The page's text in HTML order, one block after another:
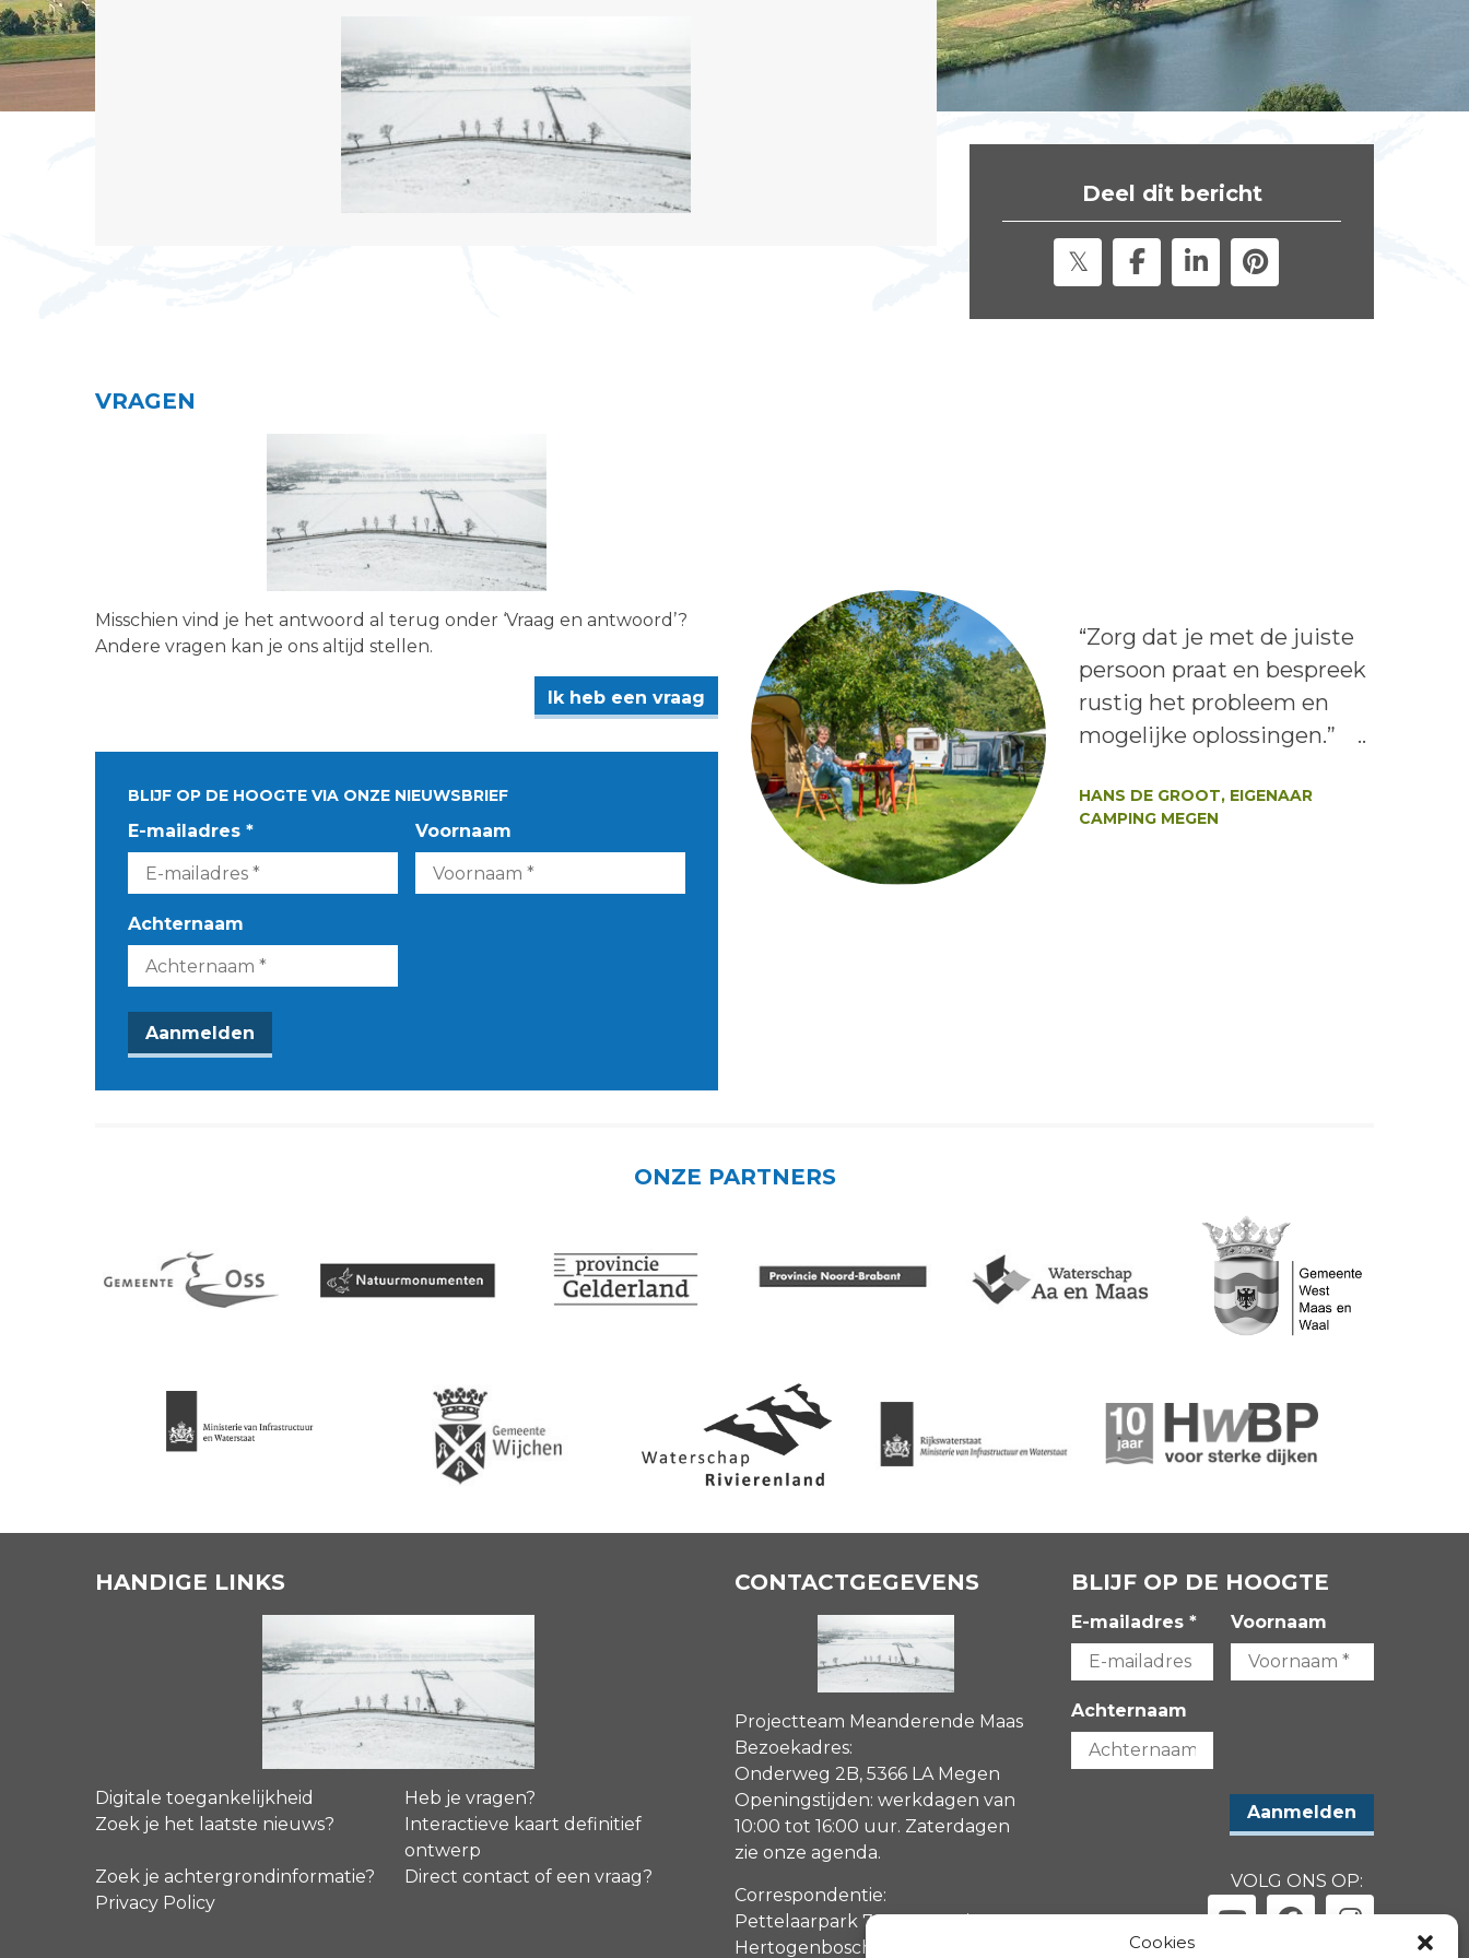
Cookies
Deel dit bericht
VRAGEN
Misschien vind je het antwoord al terug onder ‘Vraag en antwoord’?
Andere vragen kan je ons altijd stellen.
Ik heb een vraag
BLIJF OP DE HOOGTE VIA ONZE NIEUWSBRIEF
E-mailadres * Voornaam
Achternaam
Lees het bericht:
“Zorg dat je met de juiste
persoon praat en bespreek
rustig het probleem en
mogelijke oplossingen.” ..
HANS DE GROOT, EIGENAAR
CAMPING MEGEN
ONZE PARTNERS
HANDIGE LINKS
Digitale toegankelijkheid
Heb je vragen?
Zoek je het laatste nieuws?
Interactieve kaart definitief
ontwerp
Zoek je achtergrondinformatie?
Direct contact of een vraag?
Privacy Policy
CONTACTGEGEVENS
Projectteam Meanderende Maas
Bezoekadres:
Onderweg 2B, 5366 LA Megen
Openingstijden: werkdagen van
10:00 tot 16:00 uur. Zaterdagen
zie onze agenda.
Correspondentie:
Pettelaarpark 70, 5216 PP ‘s-
Hertogenbosch
BLIJF OP DE HOOGTE
E-mailadres * Voornaam
Achternaam
VOLG ONS OP: